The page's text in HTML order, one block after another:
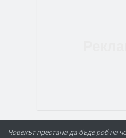
Човекът престана да бъде роб на